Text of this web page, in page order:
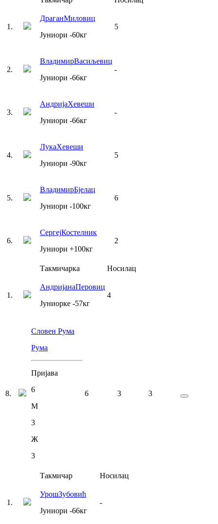
1 .
ДраганМиловиц
Јуниори -60кг
5
2.
ВладимирВасиљевиц
Јуниори -66кг
-
3.
АндријаХевеши
Јуниори -66кг
-
4.
ЛукаХевеши
Јуниори -90кг
5
5.
ВладимирБјелац
Јуниори -100кг
6
6.
СергејКостелник
Јуниори +100кг
2
Такмичарка Носилац
1 .
АндријанаПеровиц
Јуниорке -57кг
4
8.
Словен Рума
Рума
Пријава
6
М
3
Ж
3
6 3 3
Такмичар Носилац
1 .
УрошЗубовић
Јуниори -66кг
-